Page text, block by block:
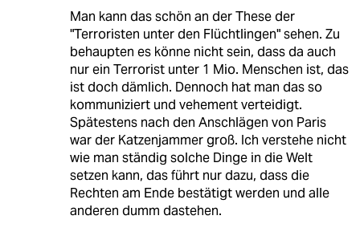
Man kann das schön an der These der
"Terroristen unter den Flüchtlingen" sehen. Zu
behaupten es könne nicht sein, dass da auch
nur ein Terrorist unter 1 Mio. Menschen ist, das
ist doch dämlich. Dennoch hat man das so
kommuniziert und vehement verteidigt.
Spätestens nach den Anschlägen von Paris
war der Katzenjammer groß. Ich verstehe nicht
wie man ständig solche Dinge in die Welt
setzen kann, das führt nur dazu, dass die
Rechten am Ende bestätigt werden und alle
anderen dumm dastehen.